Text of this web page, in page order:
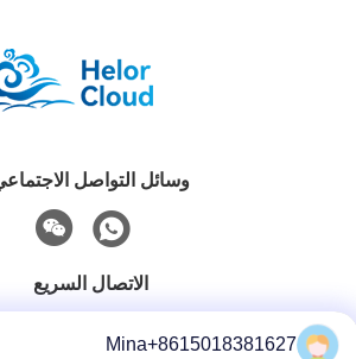
وسائل التواصل الاجتماعي
الاتصال السريع
تيل
Mina+8615018381627